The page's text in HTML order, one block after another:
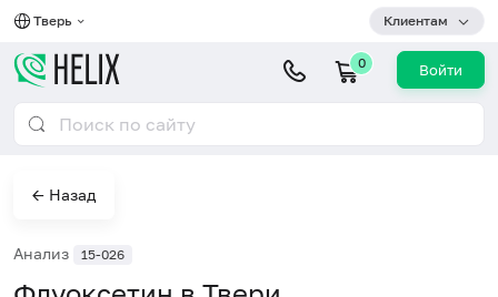
Тверь Клиентам
0 Войти
← Назад
Анализ 15-026